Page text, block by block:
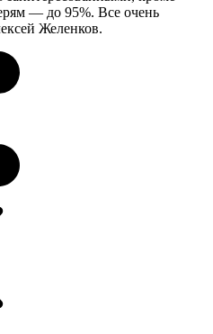
— до 95%. Все очень
Желенков.